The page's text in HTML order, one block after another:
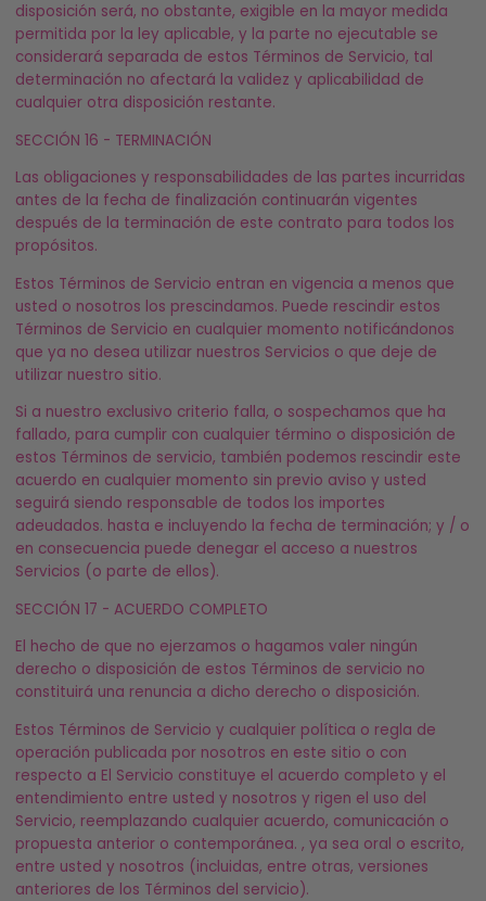
disposición será, no obstante, exigible en la mayor medida
permitida por la ley aplicable, y la parte no ejecutable se
considerará separada de estos Términos de Servicio, tal
determinación no afectará la validez y aplicabilidad de
cualquier otra disposición restante.
SECCIÓN 16 - TERMINACIÓN
Las obligaciones y responsabilidades de las partes incurridas
antes de la fecha de finalización continuarán vigentes
después de la terminación de este contrato para todos los
propósitos.
Estos Términos de Servicio entran en vigencia a menos que
usted o nosotros los prescindamos. Puede rescindir estos
Términos de Servicio en cualquier momento notificándonos
que ya no desea utilizar nuestros Servicios o que deje de
utilizar nuestro sitio.
Si a nuestro exclusivo criterio falla, o sospechamos que ha
fallado, para cumplir con cualquier término o disposición de
estos Términos de servicio, también podemos rescindir este
acuerdo en cualquier momento sin previo aviso y usted
seguirá siendo responsable de todos los importes
adeudados. hasta e incluyendo la fecha de terminación; y / o
en consecuencia puede denegar el acceso a nuestros
Servicios (o parte de ellos).
SECCIÓN 17 - ACUERDO COMPLETO
El hecho de que no ejerzamos o hagamos valer ningún
derecho o disposición de estos Términos de servicio no
constituirá una renuncia a dicho derecho o disposición.
Estos Términos de Servicio y cualquier política o regla de
operación publicada por nosotros en este sitio o con
respecto a El Servicio constituye el acuerdo completo y el
entendimiento entre usted y nosotros y rigen el uso del
Servicio, reemplazando cualquier acuerdo, comunicación o
propuesta anterior o contemporánea. , ya sea oral o escrito,
entre usted y nosotros (incluidas, entre otras, versiones
anteriores de los Términos del servicio).